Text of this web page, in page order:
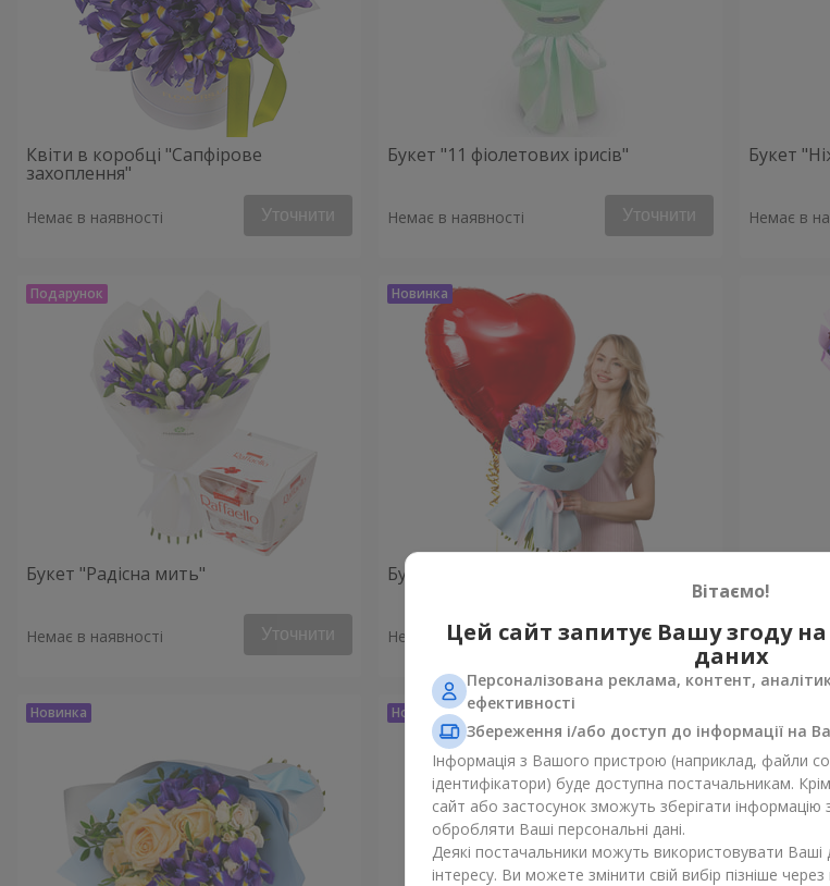
Квіти в коробці "Сапфірове
захоплення"
Немає в наявності Уточнити
Букет "11 фіолетових ірисів"
Немає в наявності Уточнити
Букет
Немає в
Букет "Радісна мить"
Немає в наявності Уточнити
Букет "Ключ до серця" з кулею
Немає в наявності Уточнити Немає в
Вітаємо!
Цей сайт запитує Вашу згоду
даних
Персоналізована реклама, контент,
ефективності
Збереження і/або доступ до інформації на
Інформація з Вашого пристрою (наприклад, файли
ідентифікатори) буде доступна постачальникам.
сайт або застосунок зможуть зберігати
обробляти Ваші персональні дані.
Деякі постачальники можуть використовувати Ваші
інтересу. Ви можете змінити свій вибір пізніше